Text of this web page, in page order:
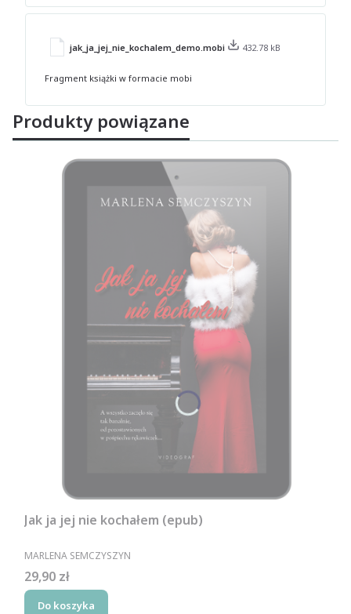
jak_ja_jej_nie_kochalem_demo.mobi 432.78 kB
Fragment książki w formacie mobi
Produkty powiązane
Jak ja jej nie kochałem (epub)
PRODUCENT
MARLENA SEMCZYSZYN
Cena
29,90 zł
Do koszyka